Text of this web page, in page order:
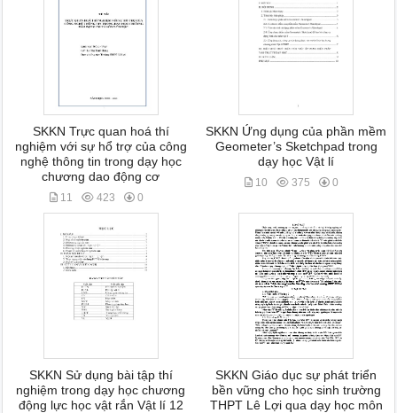
SKKN Trực quan hoá thí
nghiệm với sự hổ trợ của công
nghệ thông tin trong dạy học
chương dao động cơ
11 423 0
SKKN Ứng dụng của phần mềm
Geometer’s Sketchpad trong
dạy học Vật lí
10 375 0
SKKN Sử dụng bài tập thí
nghiệm trong dạy học chương
động lực học vật rắn Vật lí 12
SKKN Giáo dục sự phát triển
bền vững cho học sinh trường
THPT Lê Lợi qua dạy học môn